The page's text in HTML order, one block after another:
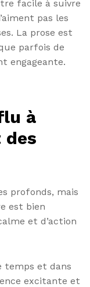
facile à suivre
pas les
La prose est
parfois de
engageante.
à
des
profonds, mais
est bien
et d’action
temps et dans
excitante et